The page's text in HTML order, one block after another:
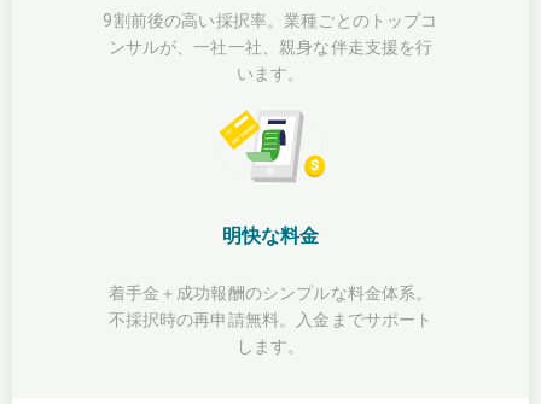
9割前後の高い採択率。業種ごとのトップコ
ンサルが、一社一社、親身な伴走支援を行
います。
明快な料金
着手金＋成功報酬のシンプルな料金体系。
不採択時の再申請無料。入金までサポート
します。